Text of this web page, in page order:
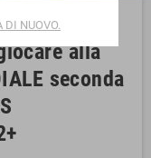
alla
seconda
DI NUOVO.